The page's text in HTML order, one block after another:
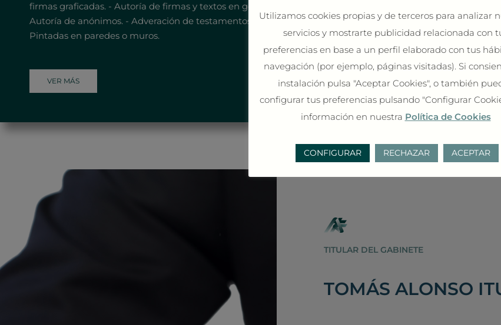
firmas graficadas. - Autoría de firmas y textos en general. -
Autoría de anónimos. - Adveración de testamentos ológrafos.
Pintadas en paredes o muros.
VER MÁS
máquina o de su
establecer si existen o
completas.
VER MÁS
TITULAR DEL GABINETE
TOMÁS ALONSO
Utilizamos cookies propias y de terceros para analizar
servicios y mostrarte publicidad relacionada con
preferencias en base a un perfil elaborado con tus
navegación (por ejemplo, páginas visitadas). Si
instalación pulsa "Aceptar Cookies", o también
configurar tus preferencias pulsando "Configurar
información en nuestra Política de Cookies
CONFIGURAR RECHAZAR ACEPTAR